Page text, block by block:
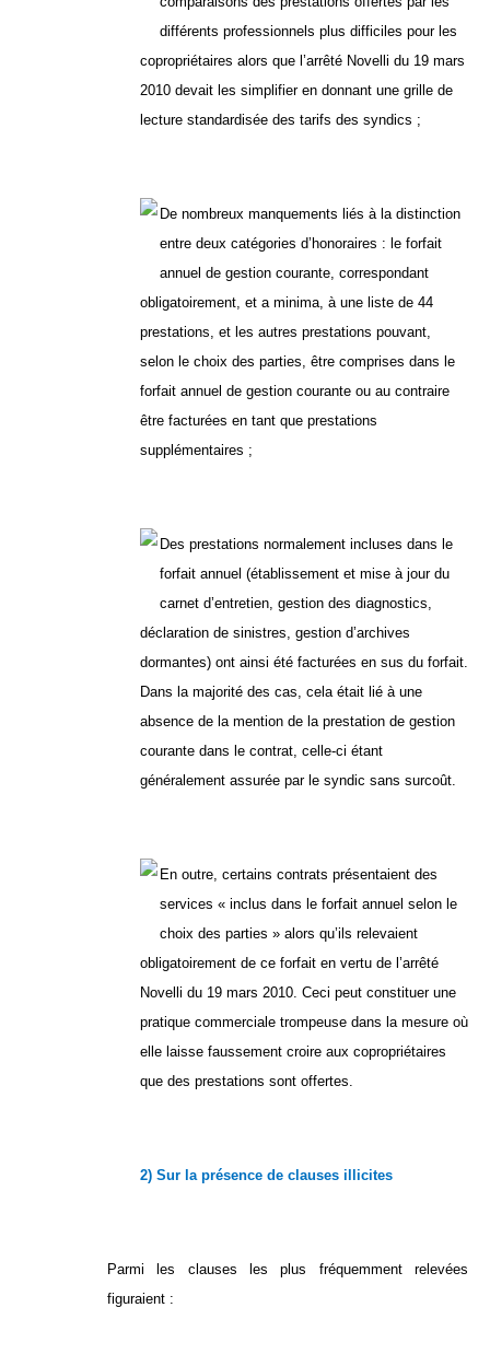
différents professionnels plus difficiles pour les
copropriétaires alors que l’arrêté Novelli du 19 mars
2010 devait les simplifier en donnant une grille de
lecture standardisée des tarifs des syndics ;
De nombreux manquements liés à la distinction
entre deux catégories d’honoraires : le forfait
annuel de gestion courante, correspondant
obligatoirement, et a minima, à une liste de 44
prestations, et les autres prestations pouvant,
selon le choix des parties, être comprises dans le
forfait annuel de gestion courante ou au contraire
être facturées en tant que prestations
supplémentaires ;
Des prestations normalement incluses dans le
forfait annuel (établissement et mise à jour du
carnet d’entretien, gestion des diagnostics,
déclaration de sinistres, gestion d’archives
dormantes) ont ainsi été facturées en sus du forfait.
Dans la majorité des cas, cela était lié à une
absence de la mention de la prestation de gestion
courante dans le contrat, celle-ci étant
généralement assurée par le syndic sans surcoût.
En outre, certains contrats présentaient des
services « inclus dans le forfait annuel selon le
choix des parties » alors qu’ils relevaient
obligatoirement de ce forfait en vertu de l’arrêté
Novelli du 19 mars 2010. Ceci peut constituer une
pratique commerciale trompeuse dans la mesure où
elle laisse faussement croire aux copropriétaires
que des prestations sont offertes.
2) Sur la présence de clauses illicites
Parmi les clauses les plus fréquemment relevées
figuraient :